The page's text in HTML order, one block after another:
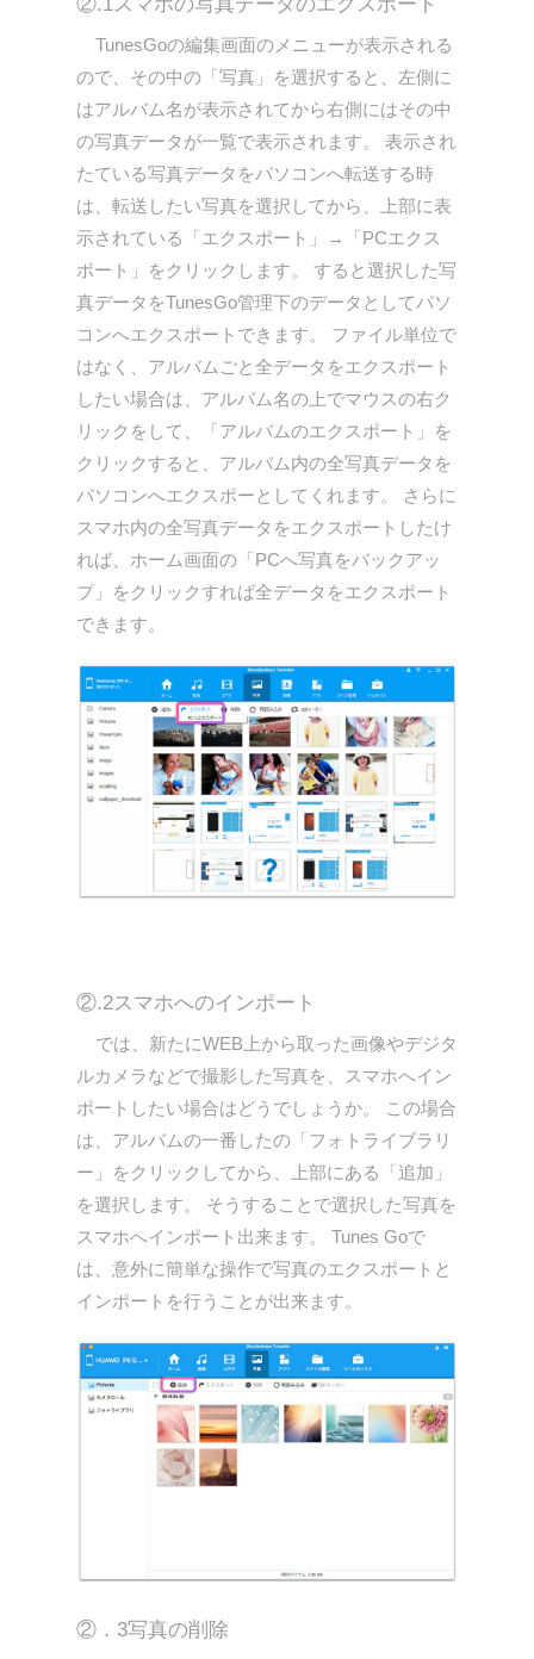
TunesGoの編集画面のメニューが表示される
ので、その中の「写真」を選択すると、左側に
はアルバム名が表示されてから右側にはその中
の写真データが一覧で表示されます。 表示され
たている写真データをパソコンへ転送する時
は、転送したい写真を選択してから、上部に表
示されている「エクスポート」→「PCエクス
ポート」をクリックします。 すると選択した写
真データをTunesGo管理下のデータとしてパソ
コンへエクスポートできます。 ファイル単位で
はなく、アルバムごと全データをエクスポート
したい場合は、アルバム名の上でマウスの右ク
リックをして、「アルバムのエクスポート」を
クリックすると、アルバム内の全写真データを
パソコンへエクスポーとしてくれます。 さらに
スマホ内の全写真データをエクスポートしたけ
れば、ホーム画面の「PCへ写真をバックアッ
プ」をクリックすれば全データをエクスポート
できます。
②.2スマホへのインポート
では、新たにWEB上から取った画像やデジタ
ルカメラなどで撮影した写真を、スマホへイン
ポートしたい場合はどうでしょうか。 この場合
は、アルバムの一番したの「フォトライブラリ
ー」をクリックしてから、上部にある「追加」
を選択します。 そうすることで選択した写真を
スマホへインポート出来ます。 Tunes Goで
は、意外に簡単な操作で写真のエクスポートと
インポートを行うことが出来ます。
②．3写真の削除